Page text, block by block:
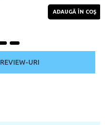
ADAUGĂ ÎN COŞ
REVIEW-URI